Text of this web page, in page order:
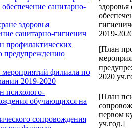
здоровья
санитарно-гигиенич
2019-
филиала по
2019-2020
[План
2020
сопровождения
[План
первом
уч.год.]